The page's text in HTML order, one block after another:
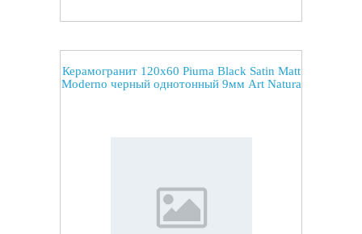
Керамогранит 120x60 Piuma Black Satin Matt
Moderno черный однотонный 9мм Art Natura